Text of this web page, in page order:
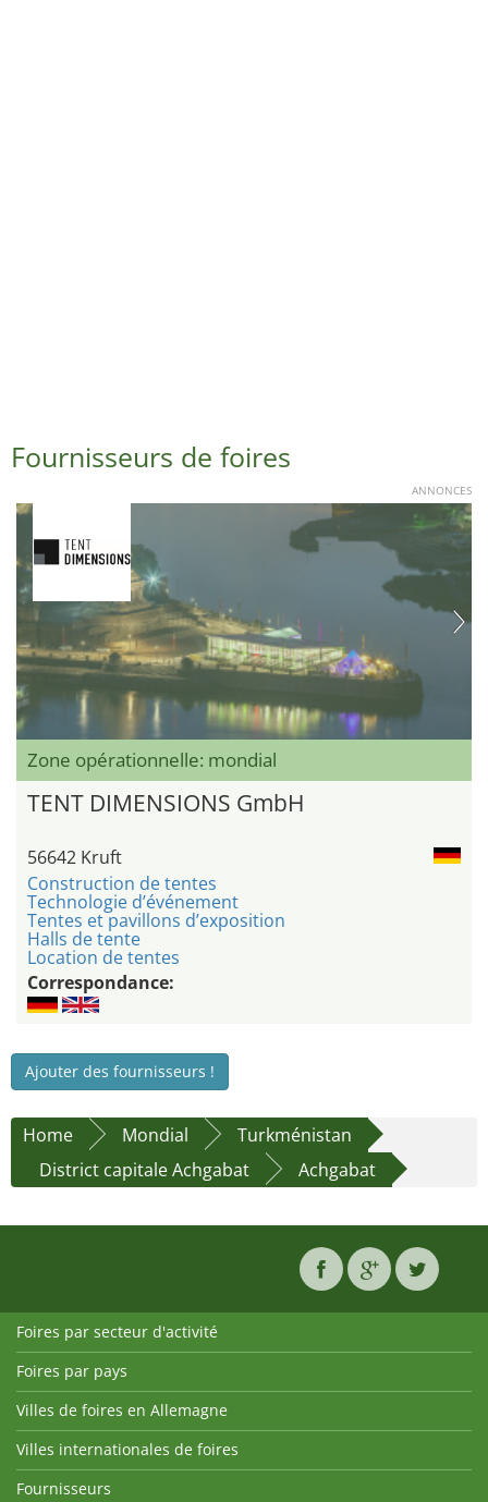
Fournisseurs de foires
ANNONCES
Zone opérationnelle: mondial
TENT DIMENSIONS GmbH
56642 Kruft
Construction de tentes
Technologie d’événement
Tentes et pavillons d’exposition
Halls de tente
Location de tentes
Correspondance:
Ajouter des fournisseurs !
Home Mondial
Turkménistan
District capitale Achgabat
Achgabat
Foires par secteur d'activité
Foires par pays
Villes de foires en Allemagne
Villes internationales de foires
Fournisseurs